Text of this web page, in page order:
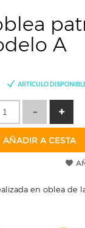
A
ARTÍCULO
AÑADIR A CESTA
en oblea de